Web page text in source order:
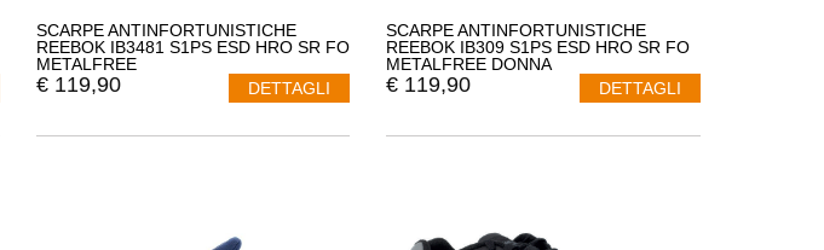
SCARPE ANTINFORTUNISTICHE
REEBOK IB3481 S1PS ESD HRO SR FO
METALFREE
€ 119,90 DETTAGLI
SCARPE ANTINFORTUNISTICHE
REEBOK IB309 S1PS ESD HRO SR FO
METALFREE DONNA
€ 119,90 DETTAGLI